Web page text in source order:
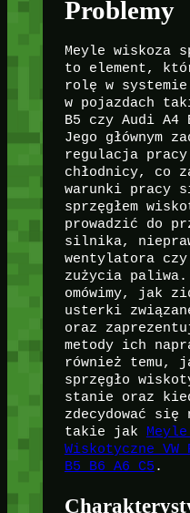
Problemy
Meyle wiskoza
to element,
rolę w
w pojazdach
B5 czy Audi A4
Jego głównym
regulacja
chłodnicy, co
warunki pracy
sprzęgłem
prowadzić do
silnika,
wentylatora czy
zużycia
omówimy, jak
usterki
oraz
metody ich
również temu,
sprzęgło
stanie oraz
zdecydować się
takie jak
Wiskotyczne
B5 B6 A6 C5 .